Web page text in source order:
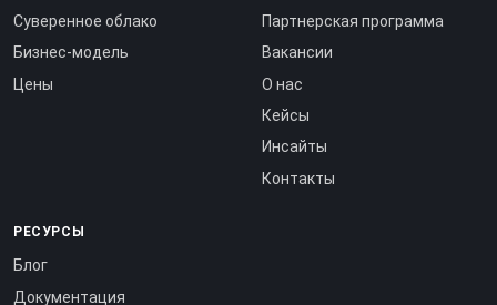
Суверенное облако
Бизнес-модель
Цены
Партнерская программа
Вакансии
О нас
Кейсы
Инсайты
Контакты
РЕСУРСЫ
Блог
Документация